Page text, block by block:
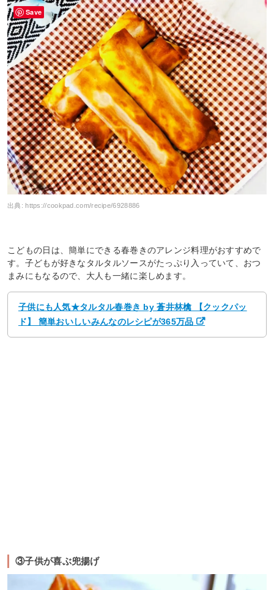
出典:https://cookpad.com/recipe/6928886
こどもの日は、簡単にできる春巻きのアレンジ料理がおすすめで
す。子どもが好きなタルタルソースがたっぷり入っていて、おつ
まみにもなるので、大人も一緒に楽しめます。
子供にも人気★タルタル春巻き by 蒼井林檎 【クックパッ
ド】 簡単おいしいみんなのレシピが365万品
③子供が喜ぶ兜揚げ
Save